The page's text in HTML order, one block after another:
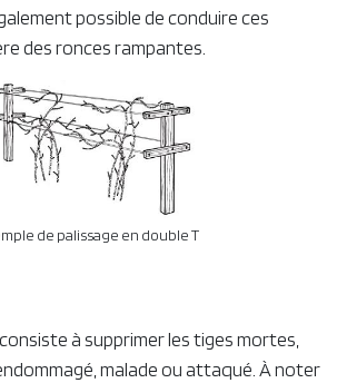
possible de conduire ces
des ronces rampantes.
de palissage en double T
à supprimer les tiges mortes,
malade ou attaqué. À noter